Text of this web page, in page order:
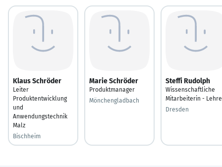
Klaus Schröder
Leiter
Produktentwicklung
und
Anwendungstechnik
Malz
Bischheim
Marie Schröder
Produktmanager
Mönchengladbach
Steffi Rudolph
Wissenschaftliche
Mitarbeiterin - Lehre
Dresden